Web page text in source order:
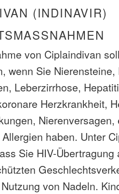
(INDINAVIR)
von Ciplaindivan
wenn Sie
Leberzirrhose,
Herzkrankheit,
Nierenversagen,
haben. Unter
Sie HIV-
von Nadeln.